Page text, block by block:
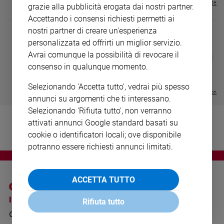
Ambiente
Volontariato
Aziende
settimana
Migranti
Diversità
inclusione
Costume
Cultura
e
Visualizza tutte le riviste
LE GRANDI BASILICHE ITALIANE
- VOL DA 1 AL 5
DIARIO G 2026-27
Visualizza tutte le collection
I SITI SAN PAOLO
GRUPPO EDITORIALE
NOTE LEGALI
PRIVACY POLICY
grazie alla pubblicità erogata dai nostri partner.
Accettando i consensi richiesti permetti ai
nostri partner di creare un'esperienza
personalizzata ed offrirti un miglior servizio.
Avrai comunque la possibilità di revocare il
consenso in qualunque momento.
Selezionando 'Accetta tutto', vedrai più spesso
annunci su argomenti che ti interessano.
Selezionando 'Rifiuta tutto', non verranno
attivati annunci Google standard basati su
cookie o identificatori locali; ove disponibile
potranno essere richiesti annunci limitati.
ACCETTA TUTTO
Rifiuta tutto